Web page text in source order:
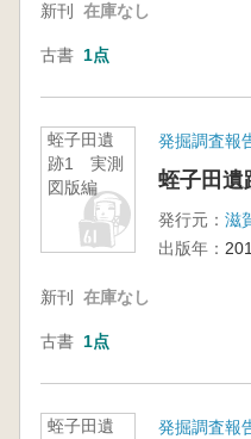
新刊 在庫なし
古書 1点
蛭子田遺
跡1 実測
図版編
発掘調査報
蛭子田
発行元：
出版年：
新刊 在庫なし
古書 1点
蛭子田遺
発掘調査報